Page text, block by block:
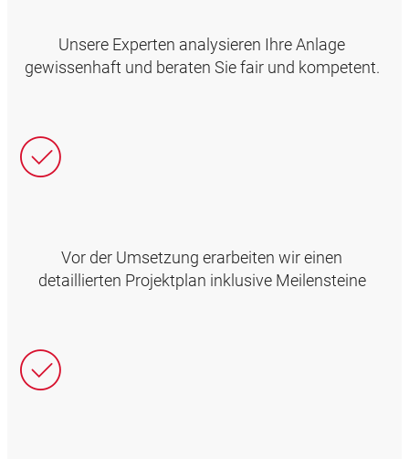
Unsere Experten analysieren Ihre Anlage
gewissenhaft und beraten Sie fair und kompetent.
Vor der Umsetzung erarbeiten wir einen
detaillierten Projektplan inklusive Meilensteine